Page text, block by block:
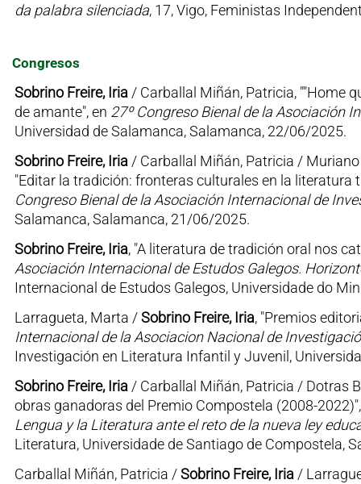
da palabra silenciada, 17, Vigo, Feministas
Congresos
Sobrino Freire, Iria / Carballal Miñán, Patricia, ""Home
de amante", en 27º Congreso Bienal de la Asociación
Universidad de Salamanca, Salamanca, 22/06/2025.
Sobrino Freire, Iria / Carballal Miñán, Patricia /
"Editar la tradición: fronteras culturales en la
Congreso Bienal de la Asociación Internacional de
Salamanca, Salamanca, 21/06/2025.
Sobrino Freire, Iria, "A literatura de tradición oral nos
Asociación Internacional de Estudos Galegos.
Internacional de Estudos Galegos, Universidade do
Larragueta, Marta /Sobrino Freire, Iria, "Premios
Internacional de la Asociacion Nacional de
Investigación en Literatura Infantil y Juvenil,
Sobrino Freire, Iria / Carballal Miñán, Patricia / Dotras
obras ganadoras del Premio Compostela (2008-
Lengua y la Literatura ante el reto de la nueva ley
Literatura, Universidade de Santiago de Compostela,
Carballal Miñán, Patricia /Sobrino Freire, Iria /